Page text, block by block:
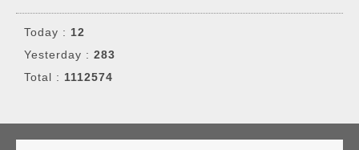
Today : 12
Yesterday : 283
Total : 1112574